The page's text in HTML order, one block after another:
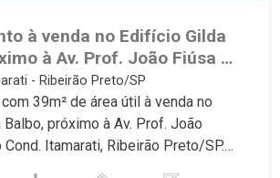
à venda no Edifício Gilda
à Av. Prof. João Fiúsa -
SP.
- Ribeirão Preto/SP
39m² de área útil à venda no
próximo à Av. Prof. João
Cond. Itamarati, Ribeirão Preto/SP.